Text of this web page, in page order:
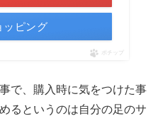
ッピング
ポチップ
で、購入時に気をつけた事
るというのは自分の足のサ